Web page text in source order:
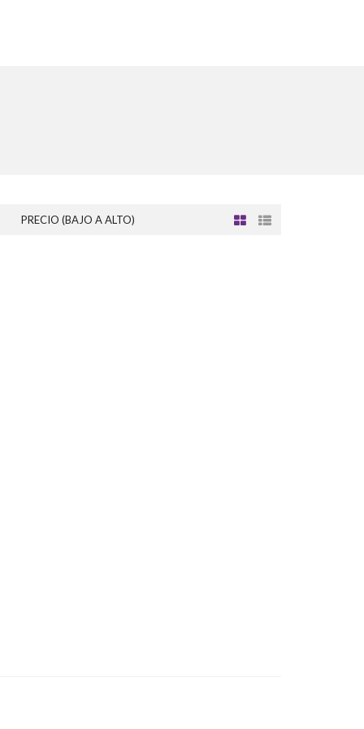
PRECIO (BAJO A ALTO)